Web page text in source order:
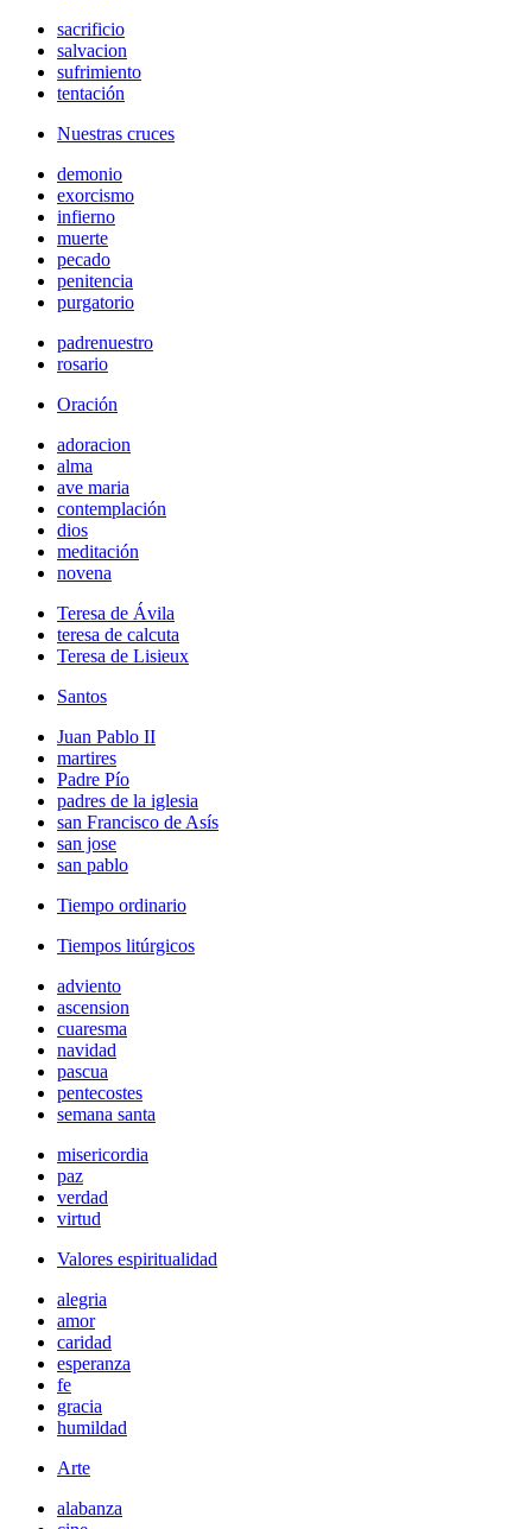
sacrificio
salvacion
sufrimiento
tentación
Nuestras cruces
demonio
exorcismo
infierno
muerte
pecado
penitencia
purgatorio
padrenuestro
rosario
Oración
adoracion
alma
ave maria
contemplación
dios
meditación
novena
Teresa de Ávila
teresa de calcuta
Teresa de Lisieux
Santos
Juan Pablo II
martires
Padre Pío
padres de la iglesia
san Francisco de Asís
san jose
san pablo
Tiempo ordinario
Tiempos litúrgicos
adviento
ascension
cuaresma
navidad
pascua
pentecostes
semana santa
misericordia
paz
verdad
virtud
Valores espiritualidad
alegria
amor
caridad
esperanza
fe
gracia
humildad
Arte
alabanza